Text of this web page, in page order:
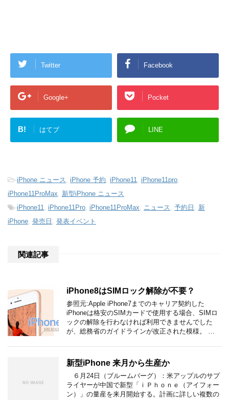
Twitter Facebook
Google+ Pocket
B! はてブ LINE
-iPhone ニュース iPhone 予約 iPhone11 iPhone11pro
iPhone11ProMax
新型iPhone ニュース
-iPhone11 iPhone11Pro iPhone11ProMax ニュース 予約日
新
iPhone 発売日 発表イベント
関連記事
iPhone8はSIMロック解除が不要？
参照元:Apple iPhone7までのキャリア契約した
iPhoneは格安のSIMカードで使用する場合、SIMロ
ックの解除を行わなければ利用できませんでした
が、総務省のガイドラインが改正された模様。 …
新型iPhone 来月から生産か
６月24日（ブルームバーグ）：米アップルのサプ
ライヤーが中国で新型「ｉＰｈｏｎｅ（アイフォー
ン）」の量産を来月開始する。計画に詳しい複数の